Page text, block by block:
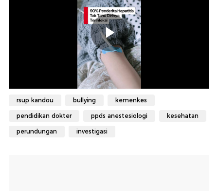
rsup kandou bullying kemenkes
pendidikan dokter ppds anestesiologi kesehatan
perundungan investigasi